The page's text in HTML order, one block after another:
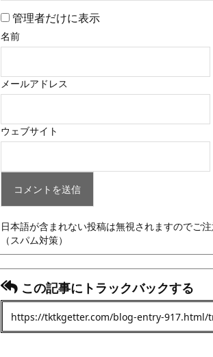
管理者だけに表示
名前
メールアドレス
ウェブサイト
日本語が含まれない投稿は無視されますのでご注
（スパム対策）
この記事にトラックバックする